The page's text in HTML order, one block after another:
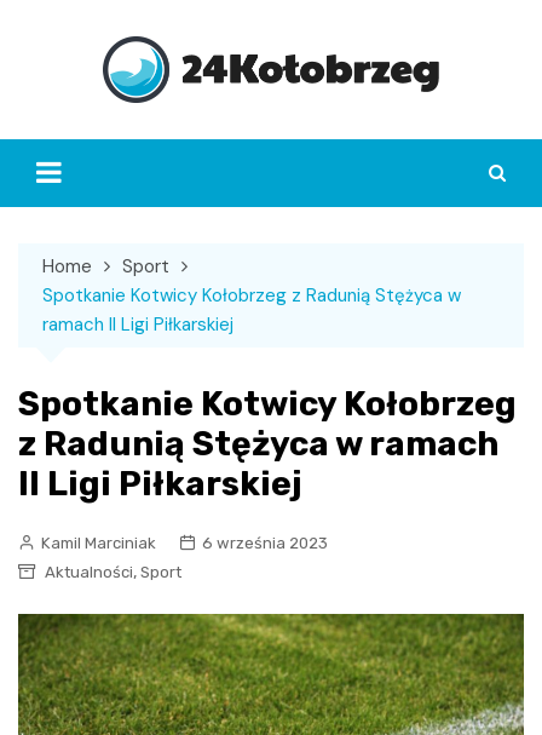
Home
Sport
Spotkanie Kotwicy Kołobrzeg z Radunią Stężyca w
ramach II Ligi Piłkarskiej
Spotkanie Kotwicy Kołobrzeg
z Radunią Stężyca w ramach
II Ligi Piłkarskiej
Kamil Marciniak
6 września 2023
Aktualności, Sport